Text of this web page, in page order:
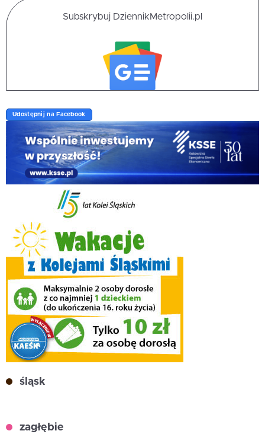
Subskrybuj DziennikMetropolii.pl
Udostępnij na Facebook
śląsk
zagłębie